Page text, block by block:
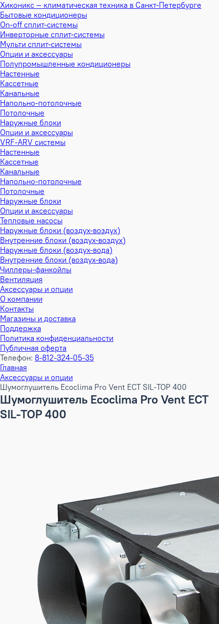
Хиконикс — климатическая техника в Санкт-Петербурге
Бытовые кондиционеры
On-off сплит-системы
Инверторные сплит-системы
Мульти сплит-системы
Опции и аксессуары
Полупромышленные кондиционеры
Настенные
Кассетные
Канальные
Напольно-потолочные
Потолочные
Наружные блоки
Опции и аксессуары
VRF-ARV системы
Настенные
Кассетные
Канальные
Напольно-потолочные
Потолочные
Наружные блоки
Опции и аксессуары
Тепловые насосы
Наружные блоки (воздух-воздух)
Внутренние блоки (воздух-воздух)
Наружные блоки (воздух-вода)
Внутренние блоки (воздух-вода)
Чиллеры-фанкойлы
Вентиляция
Аксессуары и опции
О компании
Контакты
Магазины и доставка
Поддержка
Политика конфиденциальности
Публичная оферта
Телефон: 8-812-324-05-35
Главная
Аксессуары и опции
Шумоглушитель Ecoclima Pro Vent ECT SIL-TOP 400
Шумоглушитель Ecoclima Pro Vent ECT
SIL-TOP 400